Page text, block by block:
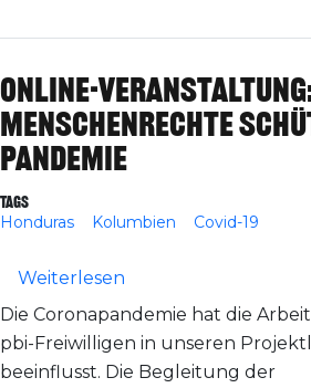
Online-
Menschenrechte
Pandemie
Tags
Honduras Kolumbien Covid-19
Weiterlesen
Die Coronapandemie hat die
pbi-Freiwilligen in unseren
beeinflusst. Die Begleitung der